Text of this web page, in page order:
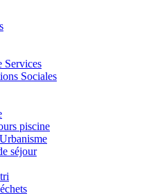
Services
Sociales
piscine
séjour